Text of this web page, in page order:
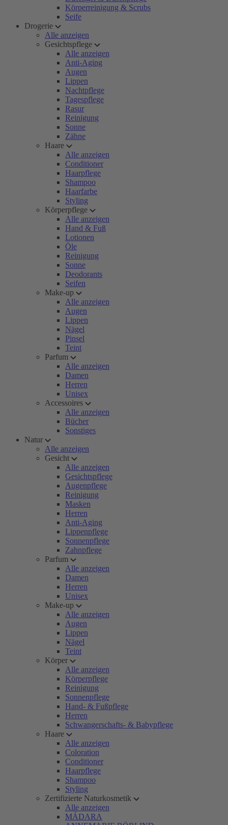
Körperreinigung & Scrubs
Seife
Drogerie
Alle anzeigen
Gesichtspflege
Alle anzeigen
Anti-Aging
Augen
Lippen
Nachtpflege
Tagespflege
Rasur
Reinigung
Sonne
Zähne
Haare
Alle anzeigen
Conditioner
Haarpflege
Shampoo
Haarfarbe
Styling
Körperpflege
Alle anzeigen
Hand & Fuß
Lotionen
Öle
Reinigung
Sonne
Deodorants
Seifen
Make-up
Alle anzeigen
Augen
Lippen
Nägel
Pinsel
Teint
Parfum
Alle anzeigen
Damen
Herren
Unisex
Accessoires
Alle anzeigen
Bücher
Sonstiges
Natur
Alle anzeigen
Gesicht
Alle anzeigen
Gesichtspflege
Augenpflege
Reinigung
Masken
Herren
Anti-Aging
Lippenpflege
Sonnenpflege
Zahnpflege
Parfum
Alle anzeigen
Damen
Herren
Unisex
Make-up
Alle anzeigen
Augen
Lippen
Nägel
Teint
Körper
Alle anzeigen
Körperpflege
Reinigung
Sonnenpflege
Hand- & Fußpflege
Herren
Schwangerschafts- & Babypflege
Haare
Alle anzeigen
Coloration
Conditioner
Haarpflege
Shampoo
Styling
Zertifizierte Naturkosmetik
Alle anzeigen
MÁDARA